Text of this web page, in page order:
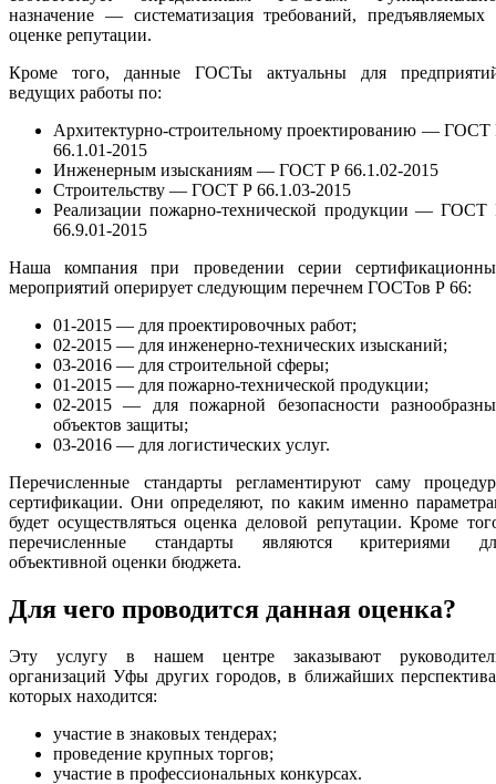
назначение — систематизация требований, предъявляемых
оценке репутации.
Кроме того, данные ГОСТы актуальны для
ведущих работы по:
Архитектурно-строительному проектированию — ГОСТ
66.1.01-2015
Инженерным изысканиям — ГОСТ Р 66.1.02-2015
Строительству — ГОСТ Р 66.1.03-2015
Реализации пожарно-технической продукции — ГОСТ
66.9.01-2015
Наша компания при проведении серии
мероприятий оперирует следующим перечнем ГОСТов Р 66:
01-2015 — для проектировочных работ;
02-2015 — для инженерно-технических изысканий;
03-2016 — для строительной сферы;
01-2015 — для пожарно-технической продукции;
02-2015 — для пожарной безопасности
объектов защиты;
03-2016 — для логистических услуг.
Перечисленные стандарты регламентируют саму
сертификации. Они определяют, по каким именно
будет осуществляться оценка деловой репутации. Кроме
перечисленные стандарты являются критериями
объективной оценки бюджета.
Для чего проводится данная оценка?
Эту услугу в нашем центре заказывают
организаций Уфы других городов, в ближайших
которых находится:
участие в знаковых тендерах;
проведение крупных торгов;
участие в профессиональных конкурсах.